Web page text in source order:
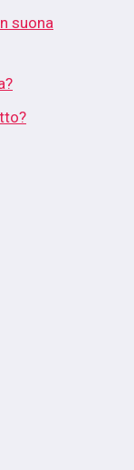
suona